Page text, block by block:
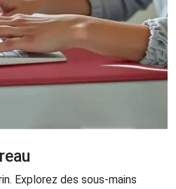
Explorez des sous-mains